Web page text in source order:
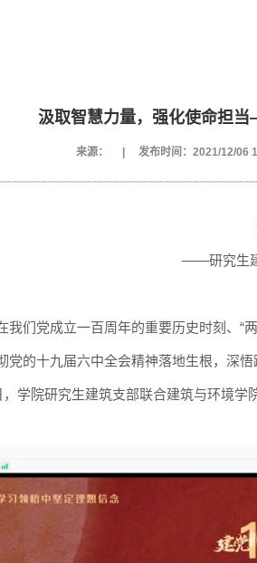
汲取智慧力量，强化使命担
来源： 发布时间：2021/12/06
——研究生
我们党成立一百周年的重要历史时刻、 “
党的十九届六中全会精神落地生根，深
，学院研究生建筑支部联合建筑与环境学